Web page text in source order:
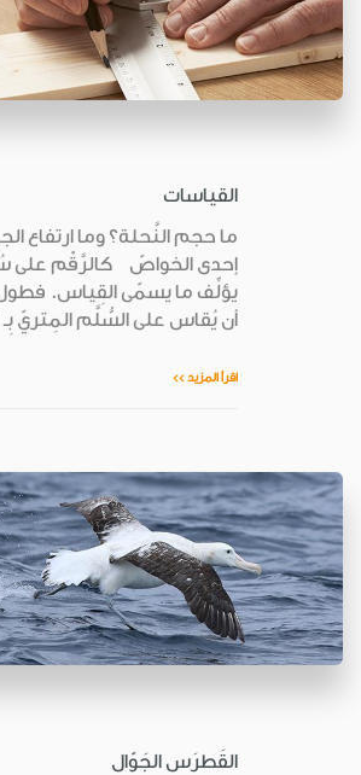
القياسات
ما حجم النَّحلة؟ وما ارتفاع
إحدى الخواصّ كالرَّقْم على
يؤلِّف ما يسمّى القِياس.
أن يُقاس على السُّلَّم المِتريّ بِـ 1،2 م.
اقرأ المزيد >>
القَطرَس الجَوّال